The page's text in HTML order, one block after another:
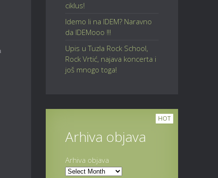
ciklus!
Idemo li na IDEM? Naravno
da IDEMooo !!!
Upis u Tuzla Rock School,
Rock Vrtić, najava koncerta i
još mnogo toga!
HOT
Arhiva objava
Arhiva objava